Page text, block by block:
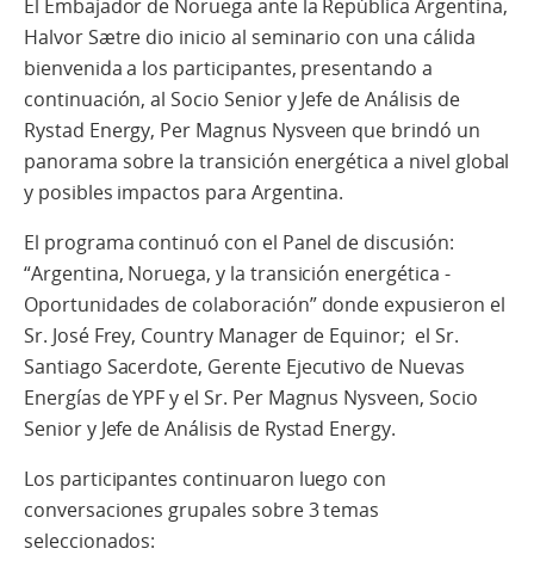
El Embajador de Noruega ante la República Argentina,
Halvor Sætre dio inicio al seminario con una cálida
bienvenida a los participantes, presentando a
continuación, al Socio Senior y Jefe de Análisis de
Rystad Energy, Per Magnus Nysveen que brindó un
panorama sobre la transición energética a nivel global
y posibles impactos para Argentina.
El programa continuó con el Panel de discusión:
“Argentina, Noruega, y la transición energética -
Oportunidades de colaboración” donde expusieron el
Sr. José Frey, Country Manager de Equinor; el Sr.
Santiago Sacerdote, Gerente Ejecutivo de Nuevas
Energías de YPF y el Sr. Per Magnus Nysveen, Socio
Senior y Jefe de Análisis de Rystad Energy.
Los participantes continuaron luego con
conversaciones grupales sobre 3 temas
seleccionados: